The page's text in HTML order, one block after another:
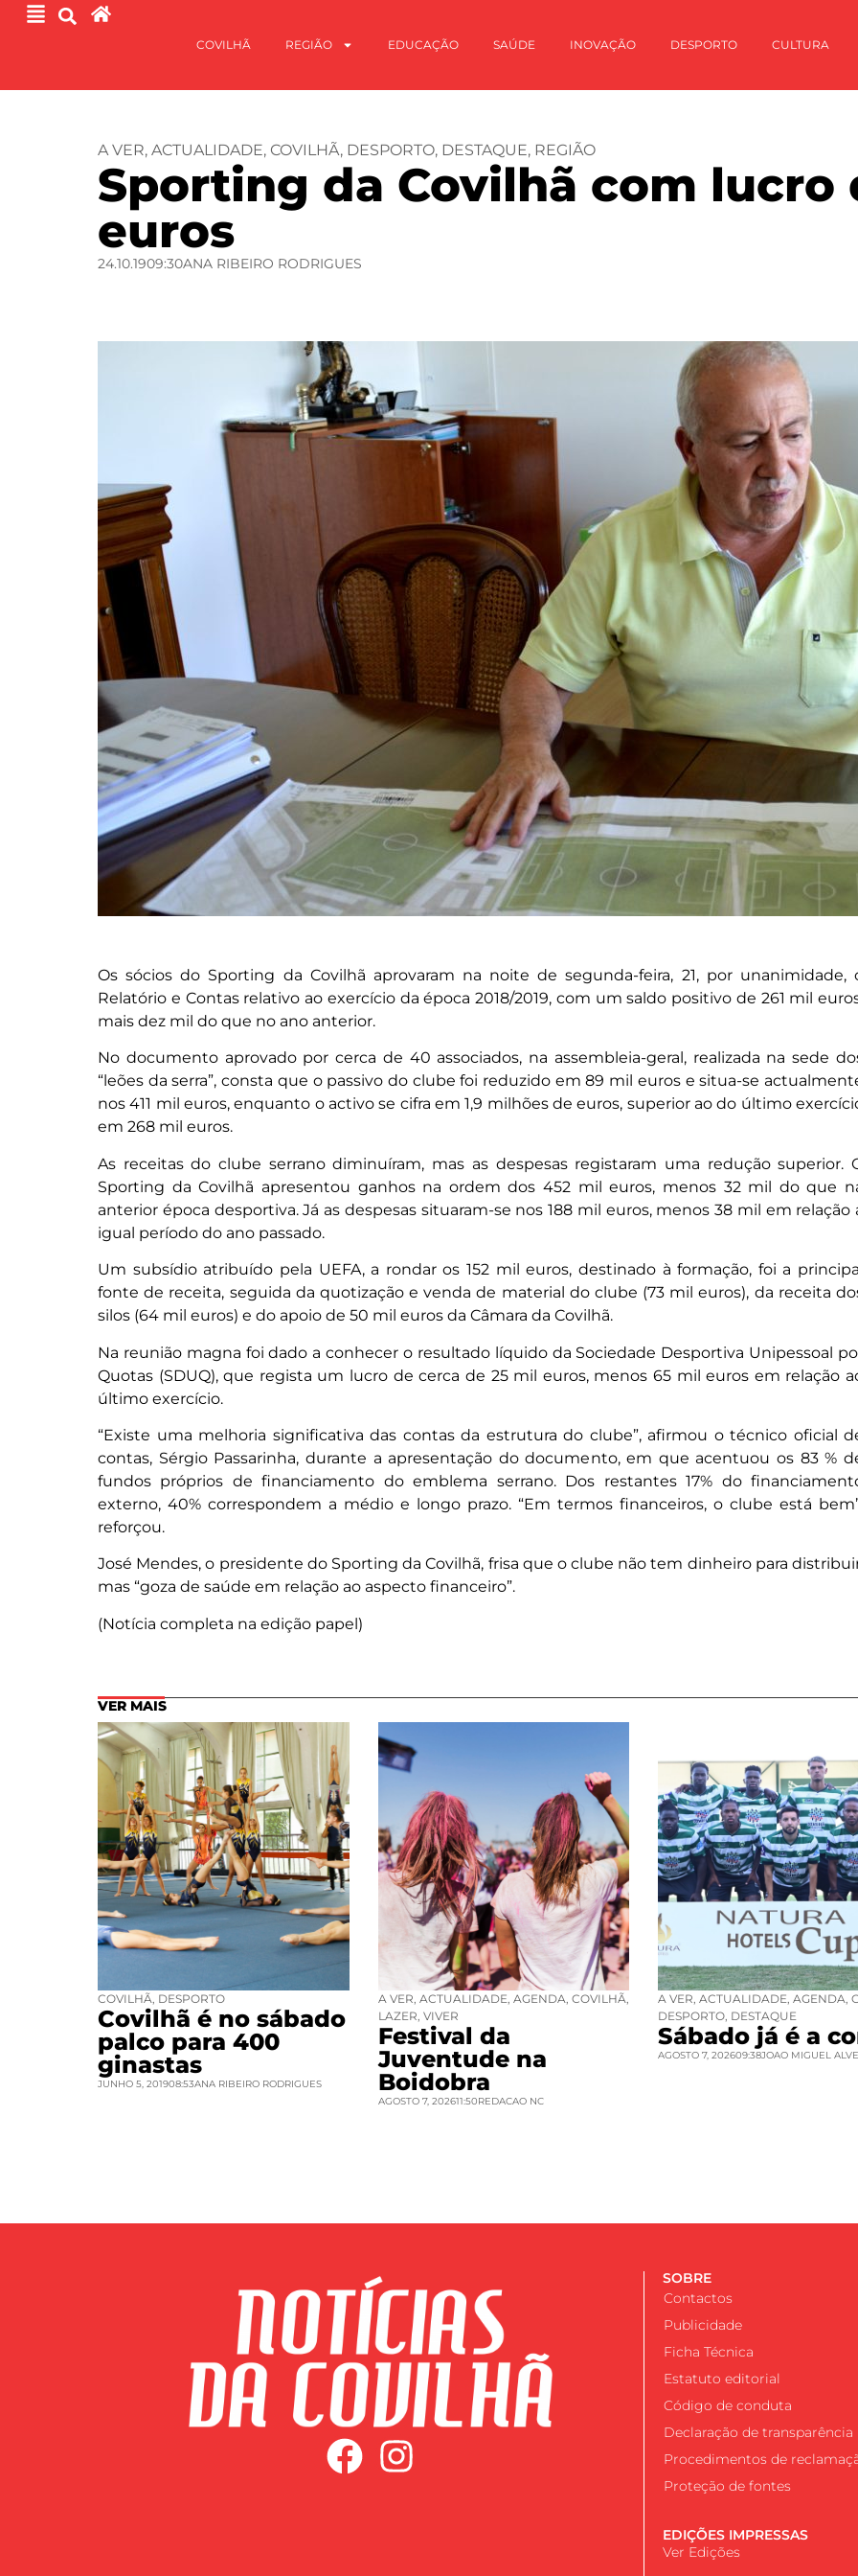
COVILHÃ REGIÃO EDUCAÇÃO SAÚDE INOVAÇÃO DESPORTO CULTURA
A VER, ACTUALIDADE, COVILHÃ, DESPORTO, DESTAQUE, REGIÃO
Sporting da Covilhã com lucro
euros
24.10.1909:30ANA RIBEIRO RODRIGUES
Os sócios do Sporting da Covilhã aprovaram na noite de segunda-feira, 21, por unanimidade,
Relatório e Contas relativo ao exercício da época 2018/2019, com um saldo positivo de 261 mil
mais dez mil do que no ano anterior.
No documento aprovado por cerca de 40 associados, na assembleia-geral, realizada na sede
“leões da serra”, consta que o passivo do clube foi reduzido em 89 mil euros e situa-se
nos 411 mil euros, enquanto o activo se cifra em 1,9 milhões de euros, superior ao do último
em 268 mil euros.
As receitas do clube serrano diminuíram, mas as despesas registaram uma redução superior.
Sporting da Covilhã apresentou ganhos na ordem dos 452 mil euros, menos 32 mil do que
anterior época desportiva. Já as despesas situaram-se nos 188 mil euros, menos 38 mil em relação
igual período do ano passado.
Um subsídio atribuído pela UEFA, a rondar os 152 mil euros, destinado à formação, foi a principal
fonte de receita, seguida da quotização e venda de material do clube (73 mil euros), da receita
silos (64 mil euros) e do apoio de 50 mil euros da Câmara da Covilhã.
Na reunião magna foi dado a conhecer o resultado líquido da Sociedade Desportiva Unipessoal
Quotas (SDUQ), que regista um lucro de cerca de 25 mil euros, menos 65 mil euros em relação
último exercício.
“Existe uma melhoria significativa das contas da estrutura do clube”, afirmou o técnico oficial
contas, Sérgio Passarinha, durante a apresentação do documento, em que acentuou os 83 %
fundos próprios de financiamento do emblema serrano. Dos restantes 17% do
externo, 40% correspondem a médio e longo prazo. “Em termos financeiros, o clube está
reforçou.
José Mendes, o presidente do Sporting da Covilhã, frisa que o clube não tem dinheiro para
mas “goza de saúde em relação ao aspecto financeiro”.
(Notícia completa na edição papel)
VER MAIS
COVILHÃ, DESPORTO
Covilhã é no sábado
palco para 400
ginastas
JUNHO 5, 201908:53ANA RIBEIRO RODRIGUES
A VER, ACTUALIDADE, AGENDA, COVILHÃ,
LAZER, VIVER
Festival da
Juventude na
Boidobra
AGOSTO 7, 202611:50REDACAO NC
A VER, ACTUALIDADE, AGENDA,
DESPORTO, DESTAQUE
Sábado já é a
AGOSTO 7, 202609:38JOAO MIGUEL
SOBRE
Contactos
Publicidade
Ficha Técnica
Estatuto editorial
Código de conduta
Declaração de transparência
Procedimentos de
Proteção de fontes
EDIÇÕES IMPRESSAS
Ver Edições